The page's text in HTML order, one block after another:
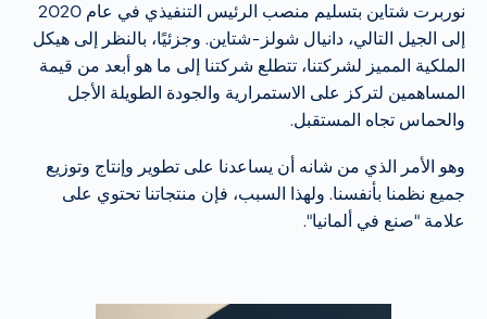
نوربرت شتاين بتسليم منصب الرئيس التنفيذي في عام 2020
إلى الجيل التالي، دانيال شولز-شتاين. وجزئيًا، بالنظر إلى هيكل
الملكية المميز لشركتنا، تتطلع شركتنا إلى ما هو أبعد من قيمة
المساهمين لتركز على الاستمرارية والجودة الطويلة الأجل
والحماس تجاه المستقبل.
وهو الأمر الذي من شانه أن يساعدنا على تطوير وإنتاج وتوزيع
جميع نظمنا بأنفسنا. ولهذا السبب، فإن منتجاتنا تحتوي على
علامة "صنع في ألمانيا".